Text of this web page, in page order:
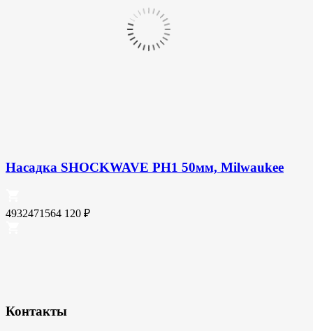
Насадка SHOCKWAVE PH1 50мм, Milwaukee
4932471564 120 ₽
Контакты